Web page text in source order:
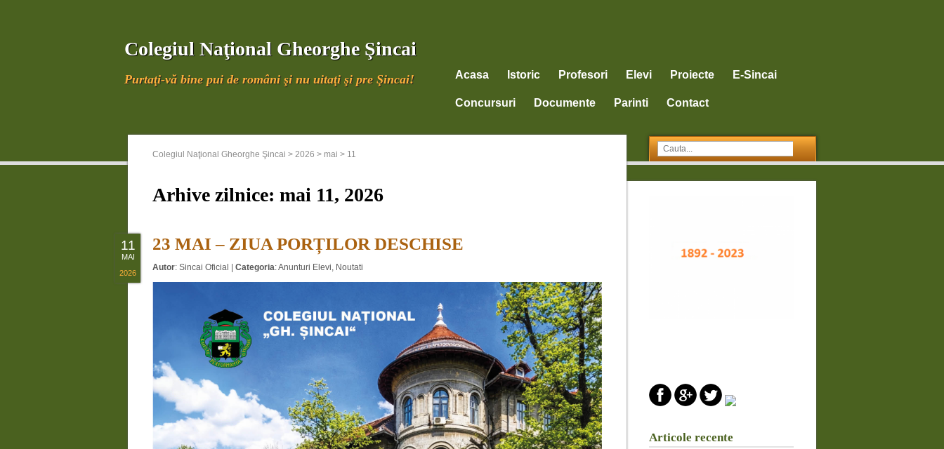
Colegiul Naţional Gheorghe Şincai
Purtaţi-vă bine pui de români şi nu uitaţi şi pre Şincai! Acasa Istoric Profesori Elevi Proiecte E-Sincai
Concursuri Documente Parinti Contact
Colegiul Naţional Gheorghe Şincai > 2026 > mai > 11
Arhive zilnice: mai 11, 2026
23 MAI – ZIUA PORȚILOR DESCHISE
Autor: Sincai Oficial Categoria:Anunturi Elevi, Noutati
11
MAI
2026
Articole recente